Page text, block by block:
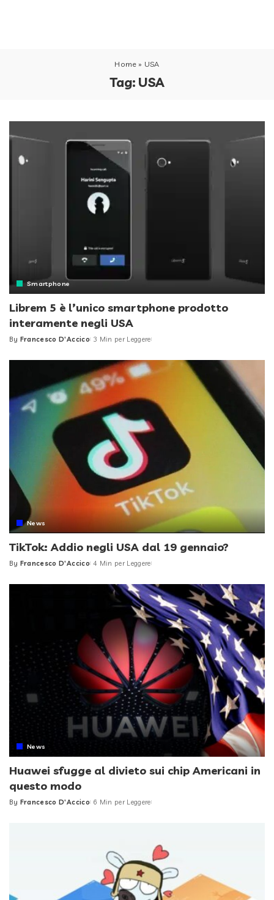
Home » USA
Tag: USA
Smartphone
Librem 5 è l’unico smartphone prodotto
interamente negli USA
Posted
By Francesco D'Accico 3 Min per Leggere
News
TikTok: Addio negli USA dal 19 gennaio?
Posted
By Francesco D'Accico 4 Min per Leggere
News
Huawei sfugge al divieto sui chip Americani in
questo modo
Posted
By Francesco D'Accico 6 Min per Leggere